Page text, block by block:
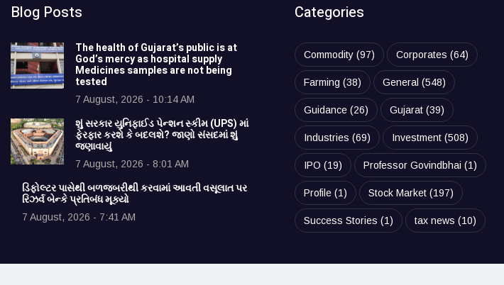
Blog Posts
The health of Gujarat’s public is at
God’s mercy as hospital supply
Medicines samples are not being
tested
7 August, 2026 - 10:14 AM
શું સરકાર યુનિફાઈડ પેન્શન સ્કીમ (UPS) માં
ફેરફાર કરશે કે બદલશે? જાણો સંસદમાં શું
જણાવાયું
7 August, 2026 - 8:01 AM
ડિફોલ્ટર પાસેથી બળજબરીથી કરવામાં આવતી વસૂલાત પર
રિઝર્વ બેન્કે પ્રતિબંધ મૂક્યો
7 August, 2026 - 7:41 AM
Categories
Commodity(97) Corporates (64)
Farming (38) General (548)
Guidance(26) Gujarat(39)
Industries (69) Investment(508)
IPO (19) Professor Govindbhai (1)
Profile(1) Stock Market(197)
Success Stories (1) tax news (10)